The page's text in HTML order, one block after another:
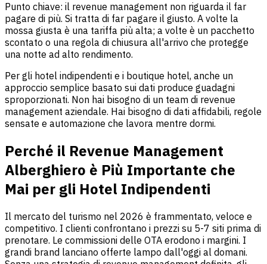
Punto chiave: il revenue management non riguarda il far
pagare di più. Si tratta di far pagare il giusto. A volte la
mossa giusta è una tariffa più alta; a volte è un pacchetto
scontato o una regola di chiusura all'arrivo che protegge
una notte ad alto rendimento.
Per gli hotel indipendenti e i boutique hotel, anche un
approccio semplice basato sui dati produce guadagni
sproporzionati. Non hai bisogno di un team di revenue
management aziendale. Hai bisogno di dati affidabili, regole
sensate e automazione che lavora mentre dormi.
Perché il Revenue Management
Alberghiero è Più Importante che
Mai per gli Hotel Indipendenti
Il mercato del turismo nel 2026 è frammentato, veloce e
competitivo. I clienti confrontano i prezzi su 5-7 siti prima di
prenotare. Le commissioni delle OTA erodono i margini. I
grandi brand lanciano offerte lampo dall'oggi al domani.